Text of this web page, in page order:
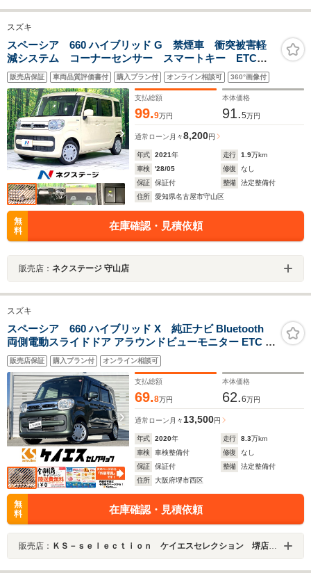
スズキ
スペーシア 660 ハイブリッド G 禁煙車 衝突被害軽
減システム コーナーセンサー スマートキー ETC
車線逸脱警報 オートライト オートエアコン ドライ
ブレコーダー ファブリックシート アームレスト 電
動格納ミラー
販売店保証 車両品質評価書付 購入プラン付 オンライン相談可 360°画像付
支払総額
99.9万円
本体価格
91.5万円
通常ローン 月々8,200円
年式 2021年 走行 1.9万km
車検
'28/05 修復
なし
保証
保証付 整備
法定整備付
住所
愛知県名古屋市守山区
無
料
在庫確認・見積依頼
販売店： ネクステージ 守山店
スズキ
スペーシア 660 ハイブリッド X 純正ナビ Bluetooth
両側電動スライドドア アラウンドビューモニター ETC フ
ルセグ CD/DVD リヤサーキュレーター シートヒーター
ステアリングリモコン クルーズコントロール 衝突軽減ブ
レーキ 1年保証
販売店保証 購入プラン付 オンライン相談可
支払総額
69.8万円
本体価格
62.6万円
通常ローン 月々 13,500円
年式 2020年 走行 8.3万km
車検
車検整備付 修復
なし
保証
保証付 整備
法定整備付
住所
大阪府堺市西区
無
料
在庫確認・見積依頼
販売店： ＫＳ－ｓｅｌｅｃｔｉｏｎ ケイエスセレクション 堺店 軽自動車専門店